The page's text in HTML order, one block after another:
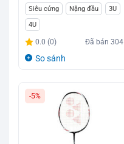
Giá
gốc
là:
4.164.000₫.
Giá
hiện
tại
là:
Siêu cứng Nặng đầu
3U
4U
0.0 (0) Đã bán304
So sánh
-5%